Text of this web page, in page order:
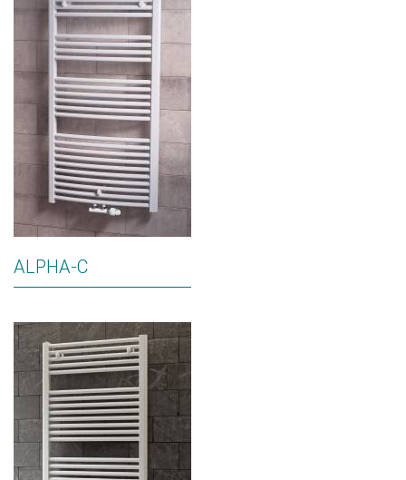
ALPHA-C